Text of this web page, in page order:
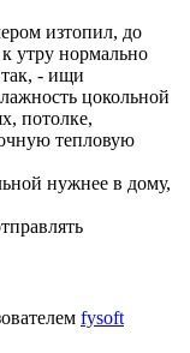
изтопил, до
утру нормально
так, - ищи
цокольной
потолке,
тепловую
нужнее в дому,
fysoft